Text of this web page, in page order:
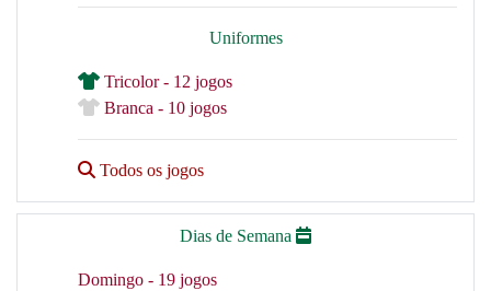
Uniformes
Tricolor - 12 jogos
Branca - 10 jogos
Todos os jogos
Dias de Semana
Domingo - 19 jogos